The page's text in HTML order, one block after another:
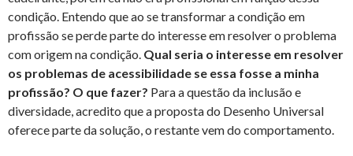
condição. Entendo que ao se transformar a condição em
profissão se perde parte do interesse em resolver o problema
com origem na condição. Qual seria o interesse em resolver
os problemas de acessibilidade se essa fosse a minha
profissão? O que fazer? Para a questão da inclusão e
diversidade, acredito que a proposta do Desenho Universal
oferece parte da solução, o restante vem do comportamento.